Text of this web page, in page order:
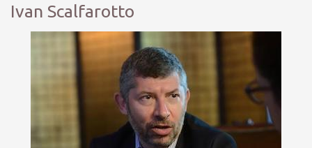
Ivan Scalfarotto